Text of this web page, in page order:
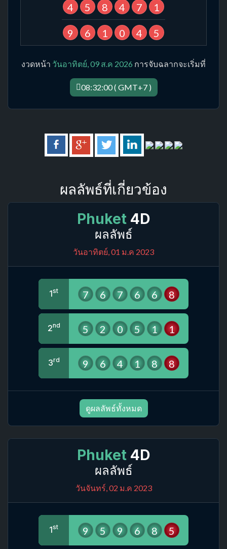
4 5 8 4 7 1
9 6 1 0 4 5
งวดหน้า วันอาทิตย์, 09 ส.ค 2026 การจับฉลากจะเริ่มที่
08:32:00 ( GMT+7 )
ผลลัพธ์ที่เกี่ยวข้อง
Phuket 4D
ผลลัพธ์
วันอาทิตย์, 01 ม.ค 2023
1st 7 6 7 6 6 8
2nd 5 2 0 5 1 1
3rd 9 6 4 1 8 8
ดูผลลัพธ์ทั้งหมด
Phuket 4D
ผลลัพธ์
วันจันทร์, 02 ม.ค 2023
1st 9 5 9 6 8 5